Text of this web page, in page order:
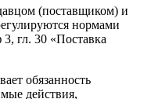
(поставщиком) и
нормами
гл. 30 «Поставка
обязанность
действия,